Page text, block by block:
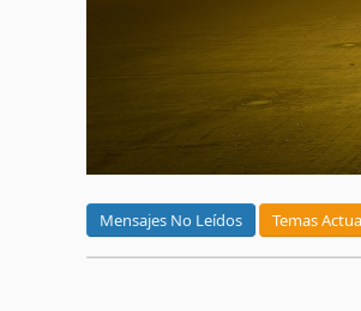
Mensajes No Leídos Temas